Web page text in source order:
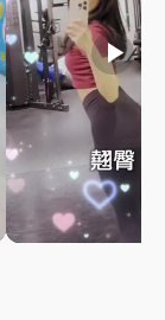
play_arrow